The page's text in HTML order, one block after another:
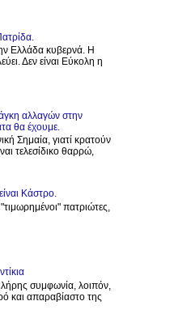
Ελλάδα κυβερνά. Η
Δεν είναι Εύκολη η
αλλαγών στην
θα έχουμε.
Σημαία, γιατί κρατούν
τελεσίδικο θαρρώ,
Κάστρο.
πατριώτες,
συμφωνία, λοιπόν,
και απαραβίαστο της